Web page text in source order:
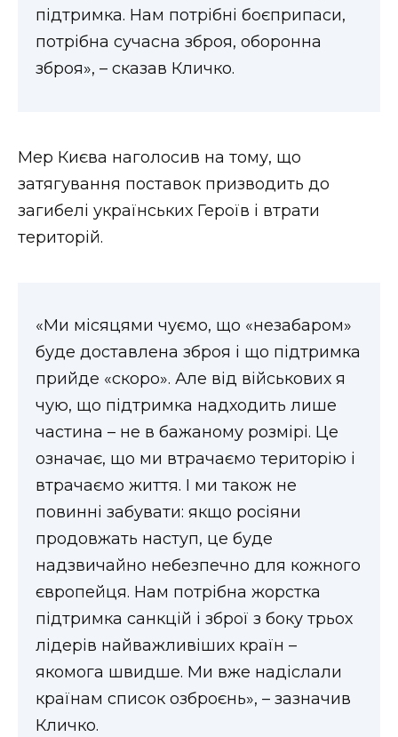
ВІДЕО
підтримка. Нам потрібні боєприпаси,
потрібна сучасна зброя, оборонна
зброя», – сказав Кличко.
Мер Києва наголосив на тому, що
затягування поставок призводить до
загибелі українських Героїв і втрати
територій.
«Ми місяцями чуємо, що «незабаром»
буде доставлена зброя і що підтримка
прийде «скоро». Але від військових я
чую, що підтримка надходить лише
частина – не в бажаному розмірі. Це
означає, що ми втрачаємо територію і
втрачаємо життя. І ми також не
повинні забувати: якщо росіяни
продовжать наступ, це буде
надзвичайно небезпечно для кожного
європейця. Нам потрібна жорстка
підтримка санкцій і зброї з боку трьох
лідерів найважливіших країн –
якомога швидше. Ми вже надіслали
країнам список озброєнь», – зазначив
Кличко.